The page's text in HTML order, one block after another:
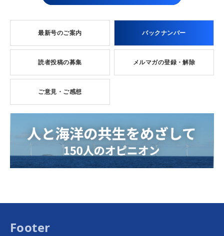
最新号のご案内 バックナンバー
読者投稿の募集 メルマガの登録・解除
ご意見・ご感想
Footer